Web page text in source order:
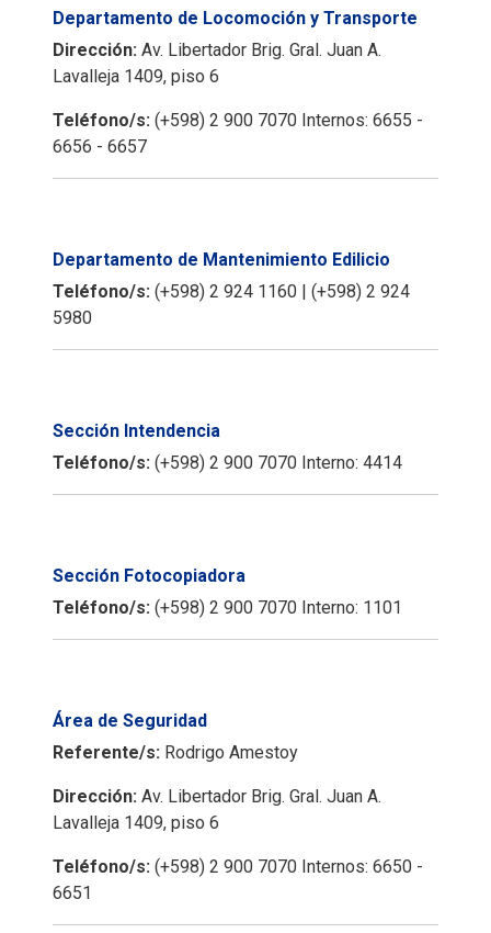
Departamento de Locomoción y Transporte
Dirección: Av. Libertador Brig. Gral. Juan A.
Lavalleja 1409, piso 6
Teléfono/s: (+598) 2 900 7070 Internos: 6655 -
6656 - 6657
Departamento de Mantenimiento Edilicio
Teléfono/s: (+598) 2 924 1160 | (+598) 2 924
5980
Sección Intendencia
Teléfono/s: (+598) 2 900 7070 Interno: 4414
Sección Fotocopiadora
Teléfono/s: (+598) 2 900 7070 Interno: 1101
Área de Seguridad
Referente/s: Rodrigo Amestoy
Dirección: Av. Libertador Brig. Gral. Juan A.
Lavalleja 1409, piso 6
Teléfono/s: (+598) 2 900 7070 Internos: 6650 -
6651